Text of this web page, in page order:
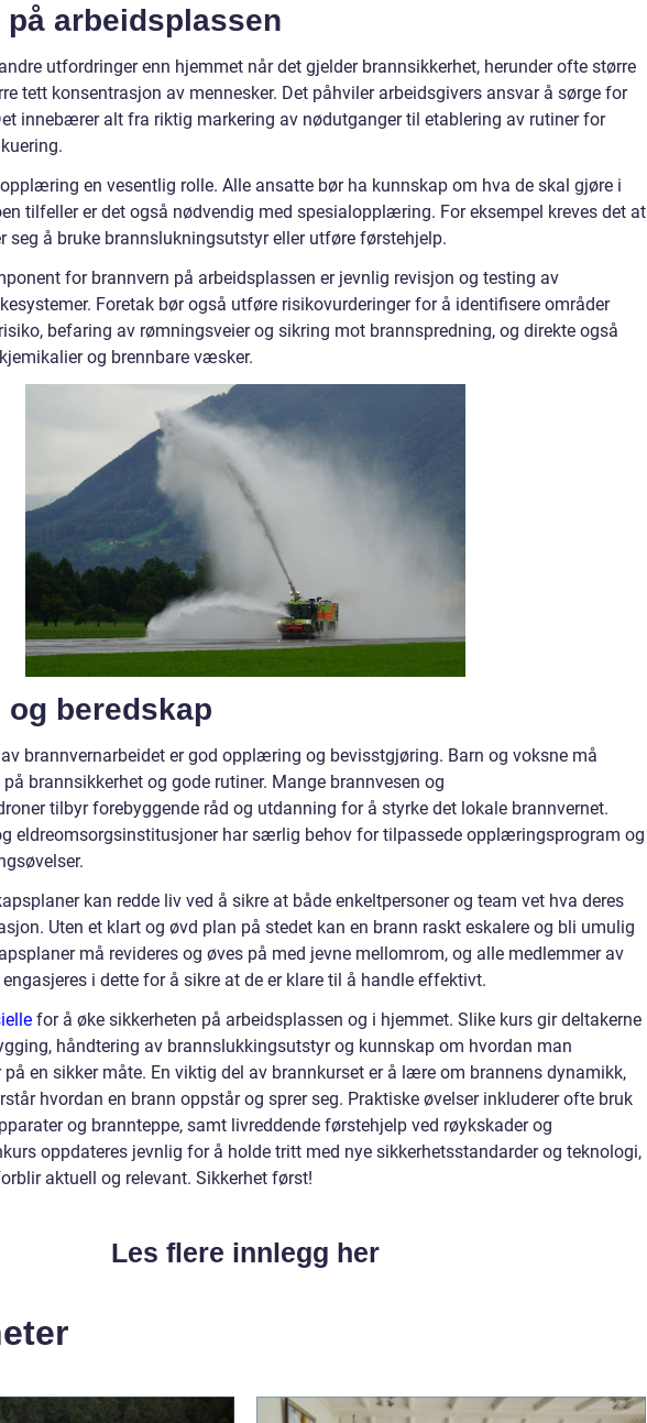
arbeidsplassen
utfordringer enn hjemmet når det gjelder brannsikkerhet, herunder ofte større
tett konsentrasjon av mennesker. Det påhviler arbeidsgivers ansvar å sørge for
innebærer alt fra riktig markering av nødutganger til etablering av rutiner for
en vesentlig rolle. Alle ansatte bør ha kunnskap om hva de skal gjøre i
tilfeller er det også nødvendig med spesialopplæring. For eksempel kreves det at
seg å bruke brannslukningsutstyr eller utføre førstehjelp.
for brannvern på arbeidsplassen er jevnlig revisjon og testing av
Foretak bør også utføre risikovurderinger for å identifisere områder
befaring av rømningsveier og sikring mot brannspredning, og direkte også
og brennbare væsker.
beredskap
brannvernarbeidet er god opplæring og bevisstgjøring. Barn og voksne må
brannsikkerhet og gode rutiner. Mange brannvesen og
tilbyr forebyggende råd og utdanning for å styrke det lokale brannvernet.
eldreomsorgsinstitusjoner har særlig behov for tilpassede opplæringsprogram og
kan redde liv ved å sikre at både enkeltpersoner og team vet hva deres
Uten et klart og øvd plan på stedet kan en brann raskt eskalere og bli umulig
må revideres og øves på med jevne mellomrom, og alle medlemmer av
i dette for å sikre at de er klare til å handle effektivt.
for å øke sikkerheten på arbeidsplassen og i hjemmet. Slike kurs gir deltakerne
håndtering av brannslukkingsutstyr og kunnskap om hvordan man
på en sikker måte. En viktig del av brannkurset er å lære om brannens dynamikk,
hvordan en brann oppstår og sprer seg. Praktiske øvelser inkluderer ofte bruk
og brannteppe, samt livreddende førstehjelp ved røykskader og
oppdateres jevnlig for å holde tritt med nye sikkerhetsstandarder og teknologi,
aktuell og relevant. Sikkerhet først!
Les flere innlegg her